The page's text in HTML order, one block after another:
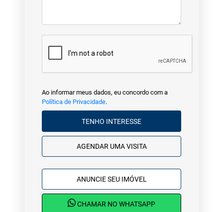
Ao informar meus dados, eu concordo com a
Política de Privacidade.
TENHO INTERESSE
AGENDAR UMA VISITA
ANUNCIE SEU IMÓVEL
CHAMAR NO WHATSAPP